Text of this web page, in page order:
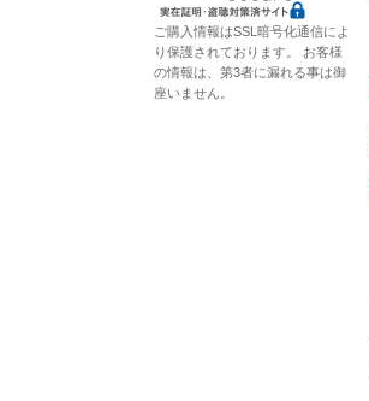
ご購入情報はSSL暗号化通信によ
り保護されております。 お客様
の情報は、第3者に漏れる事は御
座いません。